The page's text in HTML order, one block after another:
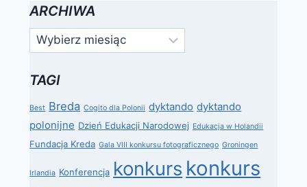
ARCHIWA
Archiwa
TAGI
Best Breda Cogito dla Polonii dyktando dyktando
polonijne Dzień Edukacji Narodowej Edukacja w Holandii
Fundacja Kreda Gala VIII konkursu fotograficznego Groningen
Irlandia Konferencja konkurs konkurs